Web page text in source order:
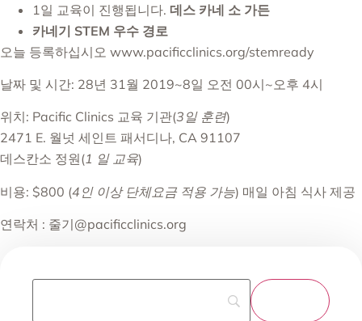
1일 교육이 진행됩니다. 데스 카네 소 가든
카네기 STEM 우수 경로
오늘 등록하십시오 www.pacificclinics.org/stemready
날짜 및 시간: 28년 31월 2019~8일 오전 00시~오후 4시
위치: Pacific Clinics 교육 기관(3일 훈련)
2471 E. 월넛 세인트 패서디나, CA 91107
데스칸소 정원(1 일 교육)
비용: $800 (4인 이상 단체요금 적용 가능) 매일 아침 식사 제공
연락처 : 줄기@pacificclinics.org